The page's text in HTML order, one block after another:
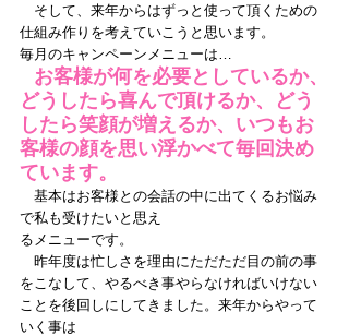
そして、来年からはずっと使って頂くための
仕組み作りを考えていこうと思います。
毎月のキャンペーンメニューは…
お客様が何を必要としているか、
どうしたら喜んで頂けるか、どう
したら笑顔が増えるか、いつもお
客様の顔を思い浮かべて毎回決め
ています。
基本はお客様との会話の中に出てくるお悩み
で私も受けたいと思え
るメニューです。
昨年度は忙しさを理由にただただ目の前の事
をこなして、やるべき事やらなければいけない
ことを後回しにしてきました。来年からやって
いく事は